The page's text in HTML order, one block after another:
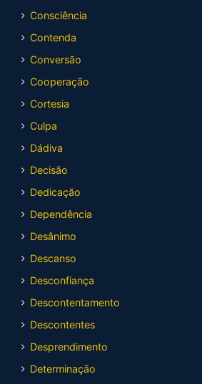
Consciência
Contenda
Conversão
Cooperação
Cortesia
Culpa
Dádiva
Decisão
Dedicação
Dependência
Desânimo
Descanso
Desconfiança
Descontentamento
Descontentes
Desprendimento
Determinação